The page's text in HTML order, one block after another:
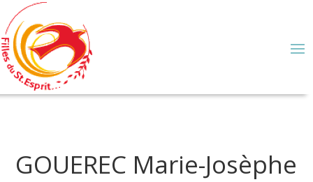
GOUEREC Marie-Josèphe